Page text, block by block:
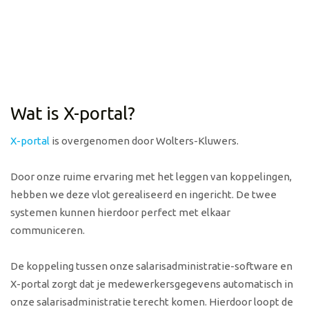
Wat is X-portal?
X-portal is overgenomen door Wolters-Kluwers.
Door onze ruime ervaring met het leggen van koppelingen,
hebben we deze vlot gerealiseerd en ingericht. De twee
systemen kunnen hierdoor perfect met elkaar
communiceren.
De koppeling tussen onze salarisadministratie-software en
X-portal zorgt dat je medewerkersgegevens automatisch in
onze salarisadministratie terecht komen. Hierdoor loopt de